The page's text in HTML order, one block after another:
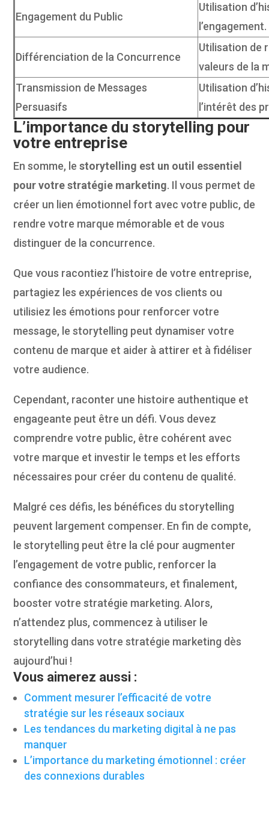
Engagement du Public
Utilisation
l’engagement.
Différenciation de la Concurrence
Utilisation de
valeurs de la
Transmission de Messages
Persuasifs
Utilisation
l’intérêt des
L’importance du storytelling pour
votre entreprise
En somme, lestorytelling est un outil essentiel
pour votre stratégie marketing. Il vous permet de
créer un lien émotionnel fort avec votre public, de
rendre votre marque mémorable et de vous
distinguer de la concurrence.
Que vous racontiez l’histoire de votre entreprise,
partagiez les expériences de vos clients ou
utilisiez les émotions pour renforcer votre
message, le storytelling peut dynamiser votre
contenu de marque et aider à attirer et à fidéliser
votre audience.
Cependant, raconter une histoire authentique et
engageante peut être un défi. Vous devez
comprendre votre public, être cohérent avec
votre marque et investir le temps et les efforts
nécessaires pour créer du contenu de qualité.
Malgré ces défis, les bénéfices du storytelling
peuvent largement compenser. En fin de compte,
le storytelling peut être la clé pour augmenter
l’engagement de votre public, renforcer la
confiance des consommateurs, et finalement,
booster votre stratégie marketing. Alors,
n’attendez plus, commencez à utiliser le
storytelling dans votre stratégie marketing dès
aujourd’hui !
Vous aimerez aussi :
Comment mesurer l’efficacité de votre
stratégie sur les réseaux sociaux
Les tendances du marketing digital à ne pas
manquer
L’importance du marketing émotionnel : créer
des connexions durables